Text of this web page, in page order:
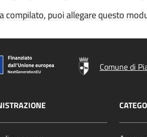
compilato, puoi allegare questo
Comune di